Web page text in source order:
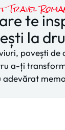
Travel
te
la
povești de
a-ți
adevărat